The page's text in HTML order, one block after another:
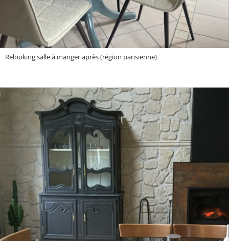
Relooking salle à manger après (région parisienne)